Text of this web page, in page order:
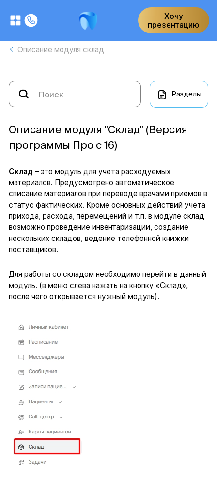
Хочу
презентацию
Описание модуля склад
Разделы
Описание модуля "Склад" (Версия
программы Про с 16)
Склад – это модуль для учета расходуемых
материалов. Предусмотрено автоматическое
списание материалов при переводе врачами приемов в
статус фактических. Кроме основных действий учета
прихода, расхода, перемещений и т.п. в модуле склад
возможно проведение инвентаризации, создание
нескольких складов, ведение телефонной книжки
поставщиков.
Для работы со складом необходимо перейти в данный
модуль. (в меню слева нажать на кнопку «Склад»,
после чего открывается нужный модуль).